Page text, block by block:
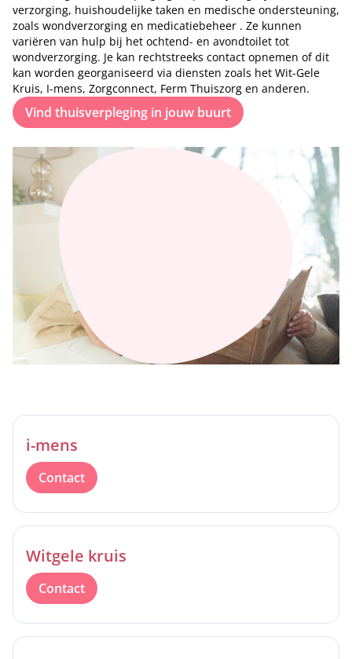
verzorging, huishoudelijke taken en medische ondersteuning,
zoals wondverzorging en medicatiebeheer . Ze kunnen
variëren van hulp bij het ochtend- en avondtoilet tot
wondverzorging. Je kan rechtstreeks contact opnemen of dit
kan worden georganiseerd via diensten zoals het Wit-Gele
Kruis, I-mens, Zorgconnect, Ferm Thuiszorg en anderen.
Vind thuisverpleging in jouw buurt
i-mens
Contact
Witgele kruis
Contact